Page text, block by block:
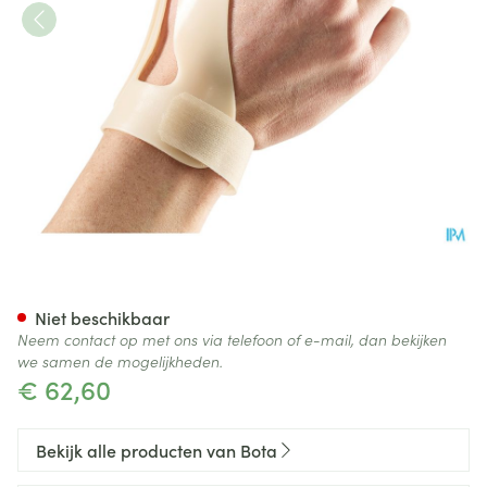
€ 62,60
Niet beschikbaar
Neem contact op met ons via telefoon of e-mail, dan bekijken
we samen de mogelijkheden.
Bekijk alle producten van Bota